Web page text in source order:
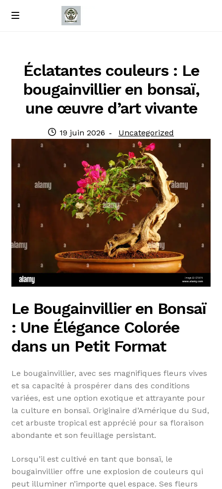
Passer
Passer
M
À propos de nous
Contact
Éclatantes couleurs : Le
bougainvillier en bonsaï,
une œuvre d’art vivante
Publié
19 juin 2026
Catégorie
Uncategorized
Le Bougainvillier en Bonsaï
: Une Élégance Colorée
dans un Petit Format
Le bougainvillier, avec ses magnifiques fleurs vives
et sa capacité à prospérer dans des conditions
variées, est une option exotique et attrayante pour
la culture en bonsaï. Originaire d’Amérique du Sud,
cet arbuste tropical est apprécié pour sa floraison
abondante et son feuillage persistant.
Lorsqu’il est cultivé en tant que bonsaï, le
bougainvillier offre une explosion de couleurs qui
peut illuminer n’importe quel espace. Ses fleurs